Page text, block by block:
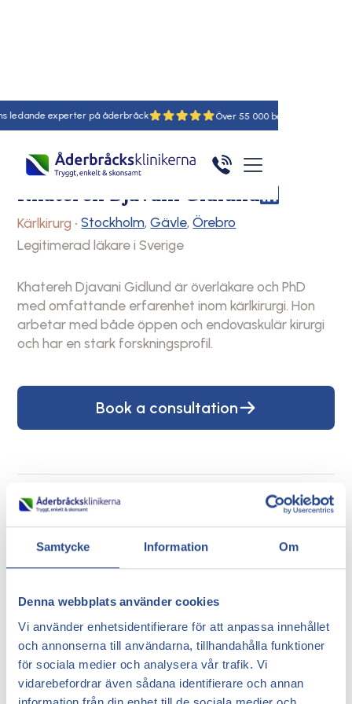
Samtycke Information Om
Denna webbplats använder cookies
Vi använder enhetsidentifierare för att anpassa innehållet
och annonserna till användarna, tillhandahålla funktioner
för sociala medier och analysera vår trafik. Vi
vidarebefordrar även sådana identifierare och annan
experter på åderbråck 55
Hem Läkare Khatereh djavani gidlund
Khatereh Djavani Gidlund
Kärlkirurg •Stockholm Gävle Örebro
Legitimerad läkare i Sverige
Khatereh Djavani Gidlund är överläkare och PhD
med omfattande erfarenhet inom kärlkirurgi. Hon
arbetar med både öppen och endovaskulär kirurgi
och har en stark forskningsprofil.
Book a consultation
Beskrivning:
PhD
Språk:
Svenska
Engelska
Persiska